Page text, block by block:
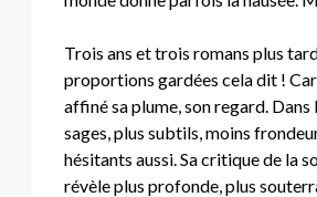
Trois ans et trois romans plus
proportions gardées cela dit ! Car
affiné sa plume, son regard.
sages, plus subtils, moins
hésitants aussi. Sa critique de la
révèle plus profonde, plus